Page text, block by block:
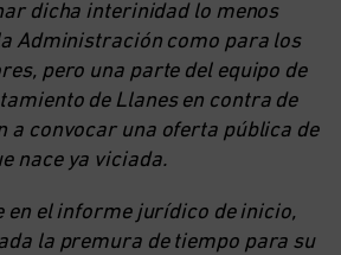
dicha interinidad lo menos
Administración como para los
pero una parte del equipo de
de Llanes en contra de
a convocar una oferta pública de
nace ya viciada.
en el informe jurídico de inicio,
la premura de tiempo para su